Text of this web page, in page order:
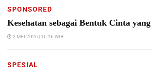
SPONSORED
Kesehatan sebagai Bentuk Cinta
2 MEI 2026 | 10:16 WIB
SPESIAL